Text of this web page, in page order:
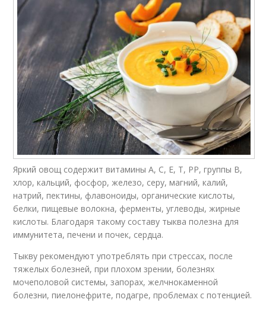
Яркий овощ содержит витамины А, С, Е, Т, РР, группы В,
хлор, кальций, фосфор, железо, серу, магний, калий,
натрий, пектины, флавоноиды, органические кислоты,
белки, пищевые волокна, ферменты, углеводы, жирные
кислоты. Благодаря такому составу тыква полезна для
иммунитета, печени и почек, сердца.
Тыкву рекомендуют употреблять при стрессах, после
тяжелых болезней, при плохом зрении, болезнях
мочеполовой системы, запорах, желчнокаменной
болезни, пиелонефрите, подагре, проблемах с потенцией.